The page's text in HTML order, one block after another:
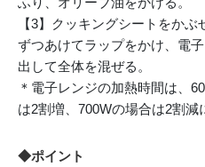
【3】クッキングシートをか
ずつあけてラップをかけ、電
出して全体を混ぜる。
＊電子レンジの加熱時間は、
は2割増、700Wの場合は2割減
◆ポイント